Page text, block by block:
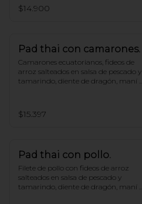
$14.900
Pad thai con camarones.
Camarones ecuatorianos, fideos de
arroz salteados en salsa de pescado y
tamarindo, diente de dragón, maní
$15.397
Pad thai con pollo.
Filete de pollo con fideos de arroz
salteados en salsa de pescado y
tamarindo, diente de dragón, maní